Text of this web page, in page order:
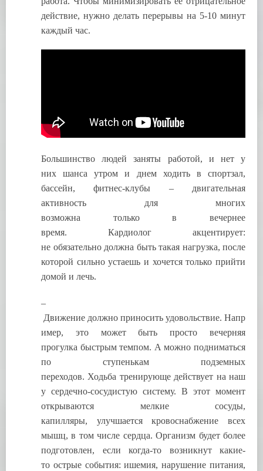
действие, нужно делать перерывы на 5-10 минут
каждый час.
Большинство людей заняты работой, и нет у
них шанса утром и днем ходить в спортзал,
бассейн, фитнес-клубы – двигательная
активность для многих
возможна только в вечернее
время. Кардиолог акцентирует:
не обязательно должна быть такая нагрузка, после
которой сильно устаешь и хочется только прийти
домой и лечь.
–
Движение должно приносить удовольствие. Напр
имер, это может быть просто вечерняя
прогулка быстрым темпом. А можно подниматься
по ступенькам подземных
переходов. Ходьба тренирующе действует на наш
у сердечно-сосудистую систему. В этот момент
открываются мелкие сосуды,
капилляры, улучшается кровоснабжение всех
мышц, в том числе сердца. Организм будет более
подготовлен, если когда-то возникнут какие-
то острые события: ишемия, нарушение питания,